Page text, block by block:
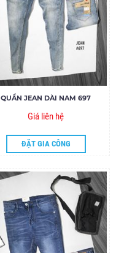
QUẦN JEAN DÀI NAM 697
Giá liên hệ
ĐẶT GIA CÔNG